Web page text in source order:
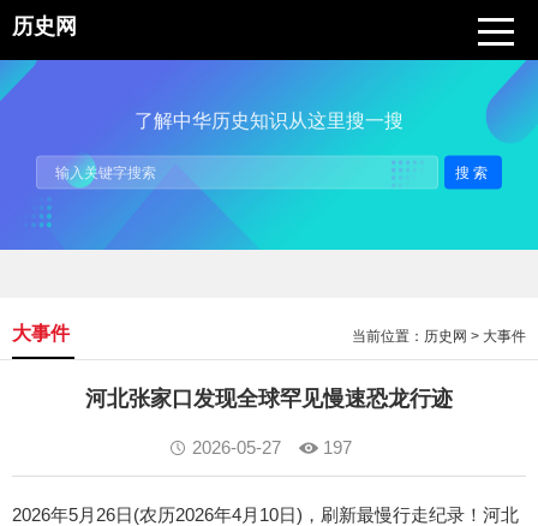
历史网
了解中华历史知识从这里搜一搜
搜索
当前位置： 历史网 > 大事件
大事件
河北张家口发现全球罕见慢速恐龙行迹
2026-05-27 197
2026年5月26日(农历2026年4月10日)，刷新最慢行走纪录！河北